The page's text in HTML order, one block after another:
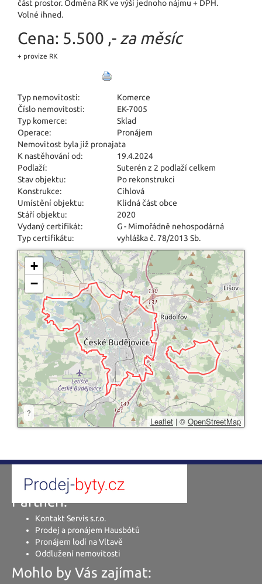
část prostor. Odměna RK ve výši jednoho nájmu + DPH.
Volné ihned.
Cena: 5.500 ,- za měsíc
+ provize RK
Typ nemovitosti:
Komerce
Číslo nemovitosti:
EK-7005
Typ komerce:
Sklad
Operace:
Pronájem
Nemovitost byla již pronajata
K nastěhování od:
19.4.2024
Podlaží:
Suterén z 2 podlaží celkem
Stav objektu:
Po rekonstrukci
Konstrukce:
Cihlová
Umístění objektu:
Klidná část obce
Stáří objektu:
2020
Vydaný certifikát:
G - Mimořádně nehospodárná
Typ certifikátu:
vyhláška č. 78/2013 Sb.
+
−
?
Leaflet | © OpenStreetMap
Partneři:
Kontakt Servis s.r.o.
Prodej a pronájem Hausbótů
Pronájem lodí na Vltavě
Oddlužení nemovitosti
Mohlo by Vás zajímat: